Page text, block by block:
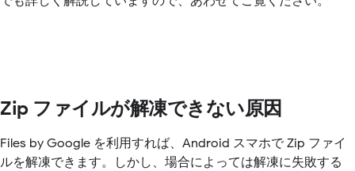
Zip ファイルが解凍できない原因
Files by Google を利用すれば、Android スマホで Zip ファイ
ルを解凍できます。しかし、場合によっては解凍に失敗する